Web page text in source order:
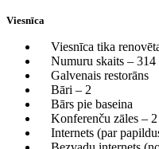
Viesnīca
Viesnīca tika
Numuru skaits – 314
Galvenais restorāns
Bāri – 2
Bārs pie baseina
Konferenču zāles – 2
Internets (par